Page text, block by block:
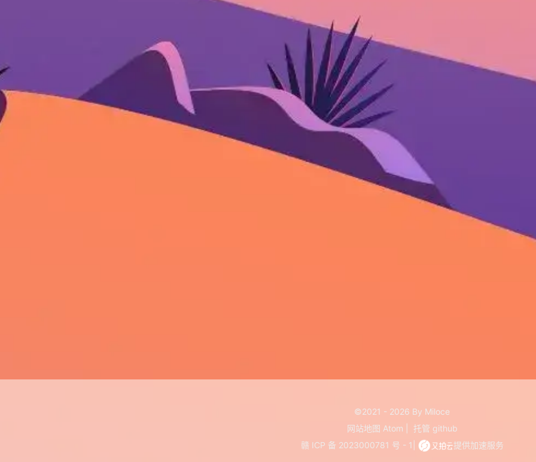
©2021 - 2026 By Miloce
网站地图 Atom 托管 github
赣 ICP 备 2023000781 号 - 1
提供加速服务